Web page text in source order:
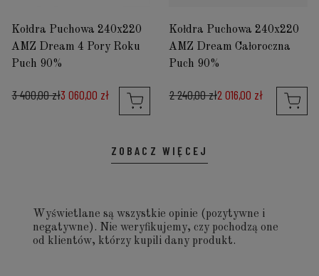
Kołdra Puchowa 240x220
AMZ Dream 4 Pory Roku
Puch 90%
3 400,00 zł3 060,00 zł
Kołdra Puchowa 240x220
AMZ Dream Całoroczna
Puch 90%
2 240,00 zł2 016,00 zł
ZOBACZ WIĘCEJ
Wyświetlane są wszystkie opinie (pozytywne i
negatywne). Nie weryfikujemy, czy pochodzą one
od klientów, którzy kupili dany produkt.